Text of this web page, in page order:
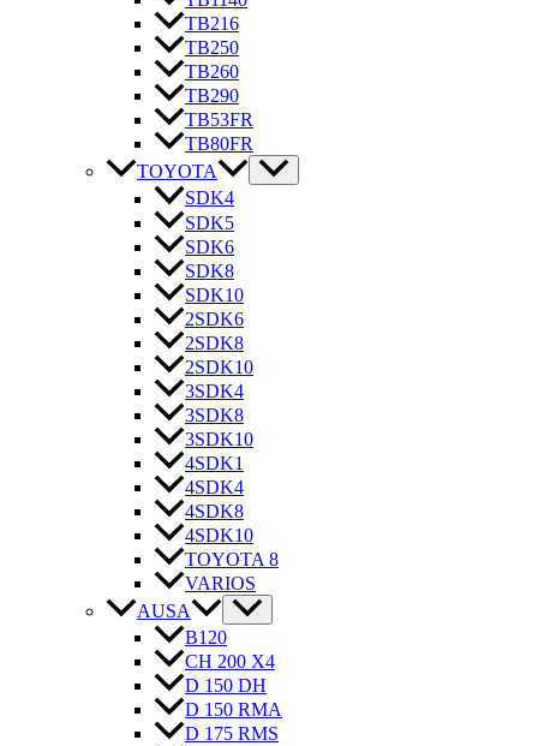
TB216
TB250
TB260
TB290
TB53FR
TB80FR
TOYOTA
SDK4
SDK5
SDK6
SDK8
SDK10
2SDK6
2SDK8
2SDK10
3SDK4
3SDK8
3SDK10
4SDK1
4SDK4
4SDK8
4SDK10
TOYOTA 8
VARIOS
AUSA
B120
CH 200 X4
D 150 DH
D 150 RMA
D 175 RMS